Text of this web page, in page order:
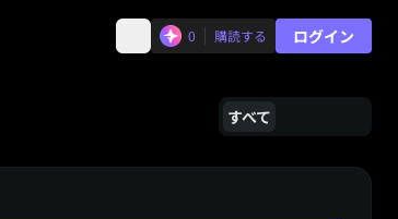
0 購読する ログイン
すべて